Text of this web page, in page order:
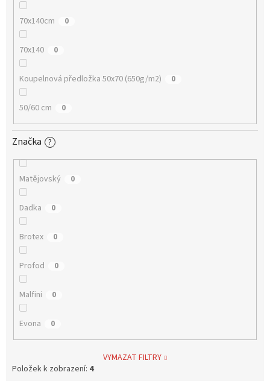
70x140cm 0
70x140 0
Koupelnová předložka 50x70 (650g/m2) 0
50/60 cm 0
Značka ?
Matějovský 0
Dadka 0
Brotex 0
Profod 0
Malfini 0
Evona 0
VYMAZAT FILTRY
Položek k zobrazení: 4